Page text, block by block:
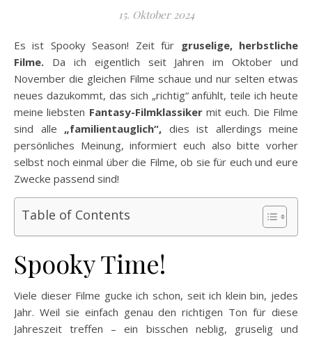
15. Oktober 2024
Es ist Spooky Season! Zeit für gruselige, herbstliche
Filme. Da ich eigentlich seit Jahren im Oktober und
November die gleichen Filme schaue und nur selten etwas
neues dazukommt, das sich „richtig“ anfühlt, teile ich heute
meine liebsten Fantasy-Filmklassikermit euch. Die Filme
sind alle „familientauglich“, dies ist allerdings meine
persönliches Meinung, informiert euch also bitte vorher
selbst noch einmal über die Filme, ob sie für euch und eure
Zwecke passend sind!
Table of Contents
Spooky Time!
Viele dieser Filme gucke ich schon, seit ich klein bin, jedes
Jahr. Weil sie einfach genau den richtigen Ton für diese
Jahreszeit treffen – ein bisschen neblig, gruselig und